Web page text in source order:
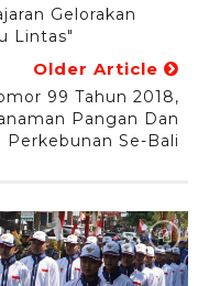
Gelorakan
Lintas"
Older Article
99 Tahun 2018,
Pangan Dan
Perkebunan Se-Bali